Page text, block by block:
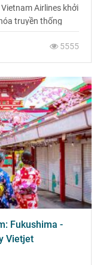
Airlines khởi
truyền thống
5555
Fukushima -
Vietjet